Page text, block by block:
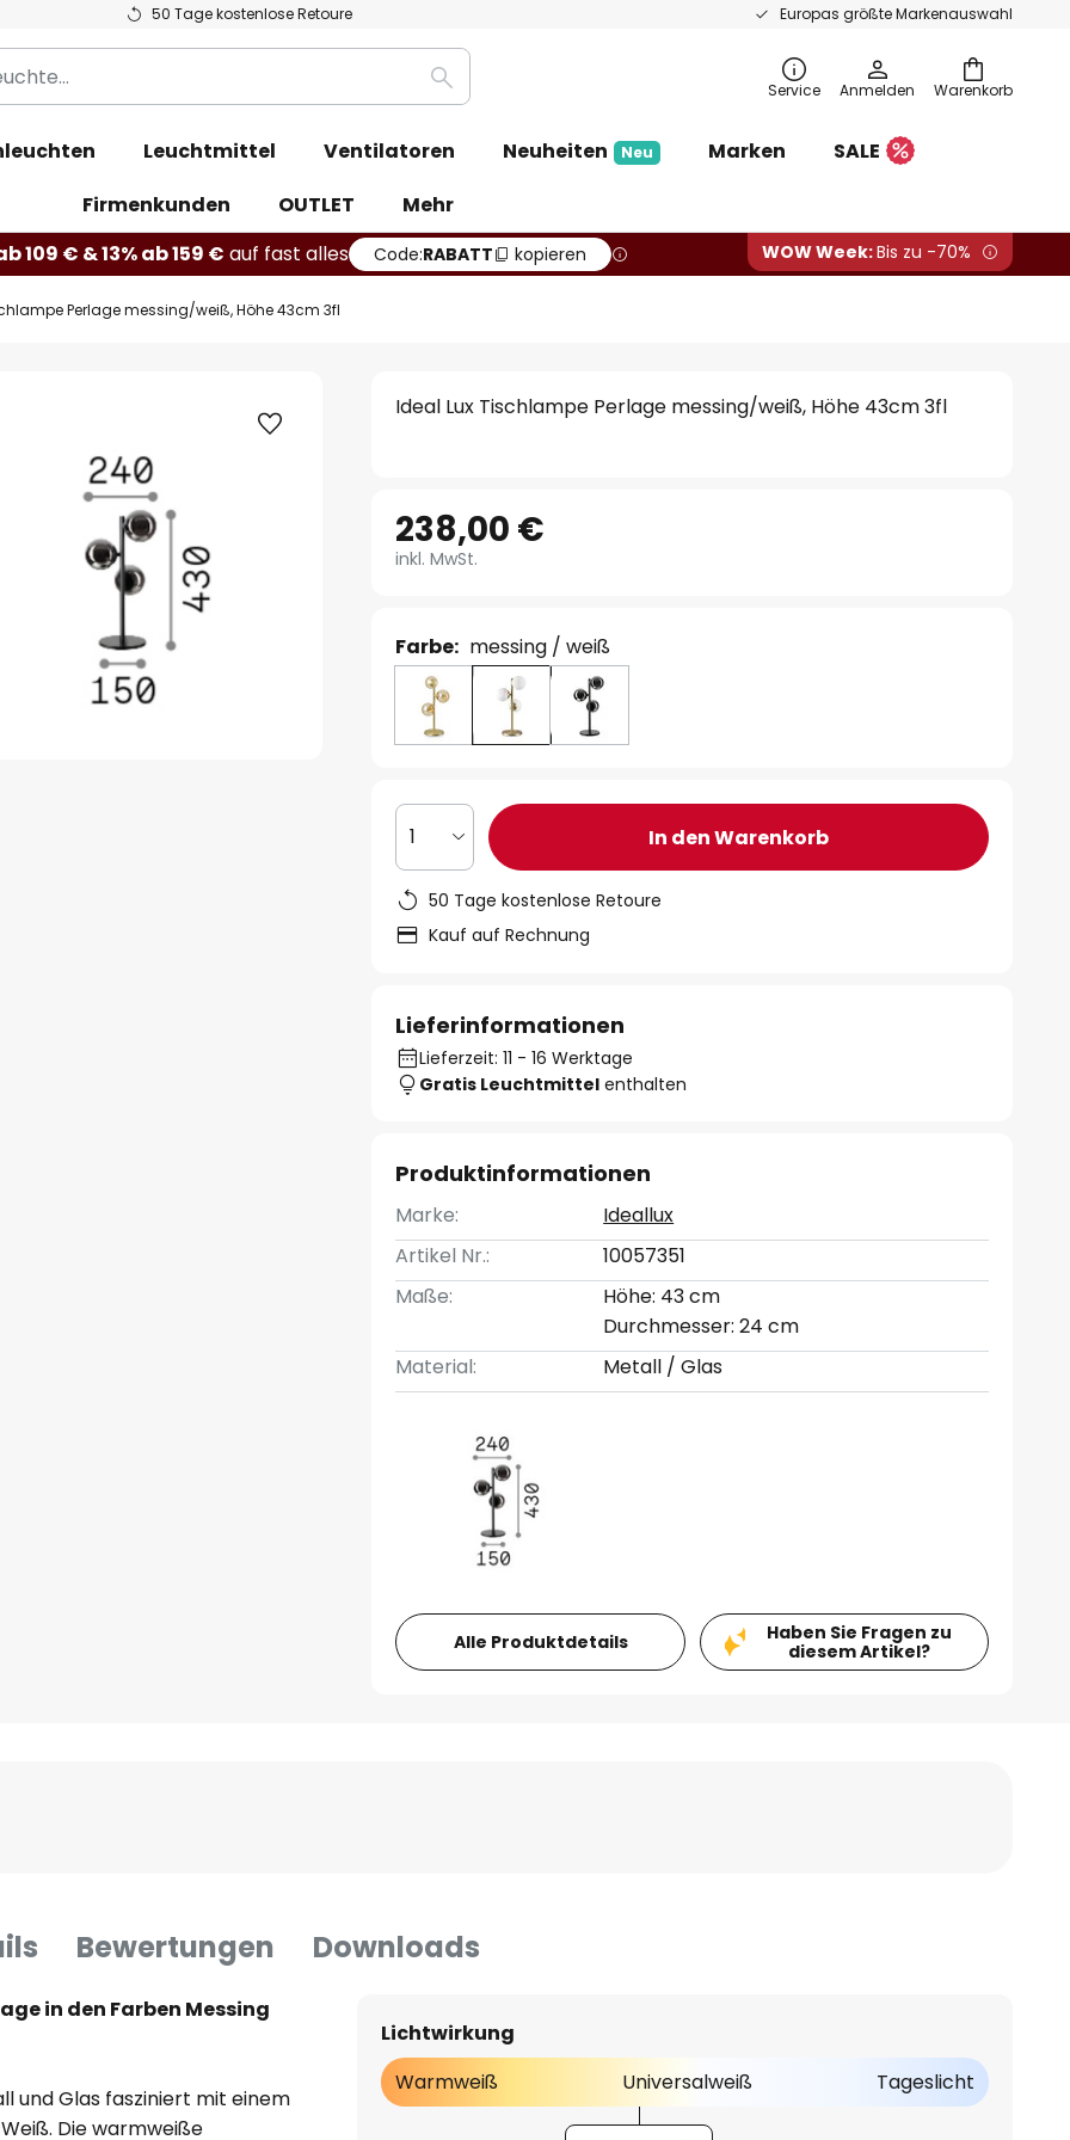
50 Tage kostenlose Retoure Europas größte Markenauswahl
Warenkorb
Suche Service Anmelden
Leuchtmittel Ventilatoren Neuheiten Neu Marken
SALE
Firmenkunden
OUTLET
Mehr
109 € & 13% ab 159 € auf fast alles Code:RABATT kopieren WOW Week:Bis zu -70%
Perlage messing/weiß, Höhe 43cm 3fl
Ideal Lux Tischlampe Perlage messing/weiß, Höhe 43cm 3fl
238,00 €
inkl. MwSt.
Farbe: messing / weiß
1 In den Warenkorb
50 Tage kostenlose Retoure
Kauf auf Rechnung
Lieferinformationen
Lieferzeit: 11 - 16 Werktage
Gratis Leuchtmittel enthalten
Produktinformationen
Marke:
Ideallux
Artikel Nr.:
10057351
Maße:
Höhe: 43 cm
Durchmesser: 24 cm
Material:
Metall / Glas
Alle Produktdetails
Haben Sie Fragen zu
diesem Artikel?
Bewertungen Downloads
in den Farben Messing
und Glas fasziniert mit einem
Die warmweiße
Lichtwirkung
Warmweiß
Universalweiß Tageslicht